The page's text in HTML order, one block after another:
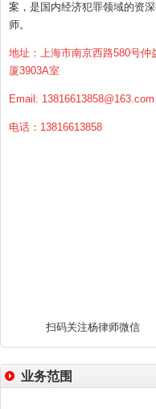
案，是国内经济犯罪领域的资
师。
地址：上海市南京西路580号仲
厦3903A室
Email: 13816613858@163.com
电话：13816613858
扫码关注杨律师微信
业务范围